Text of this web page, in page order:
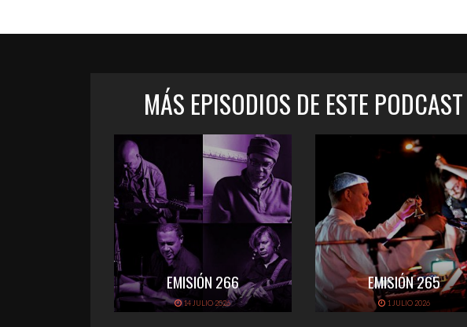
MÁS EPISODIOS DE ESTE PODCAST
EMISIÓN 266
14 JULIO 2026
EMISIÓN 265
1 JULIO 2026